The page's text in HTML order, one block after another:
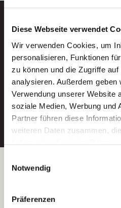
Diese Webseite verwendet
Wir verwenden Cookies, um
personalisieren, Funktionen
zu können und die Zugriffe
analysieren. Außerdem
Verwendung unserer Website
soziale Medien, Werbung und
Partner führen diese
weiteren Daten zusammen,
Wenn Sie auf „Cookies
Sie der Speicherung
Ihre Einwilligung
indem Sie die Cookie-
Notwendig
Präferenzen
Neue Stellen
Ein kostenloser
E-Mail-
Betreiber der Webseite
Kantstraße 45a